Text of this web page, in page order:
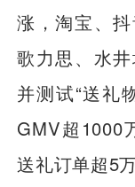
涨，淘宝、抖
歌力思、水
并测试“送礼
GMV超1000
送礼订单超5